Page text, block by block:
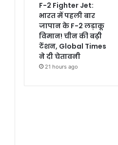
F-2 Fighter Jet:
भारत में पहली बार
जापान के F-2 लड़ाकू
विमान! चीन की बढ़ी
टेंशन, Global Times
ने दी चेतावनी
21 hours ago